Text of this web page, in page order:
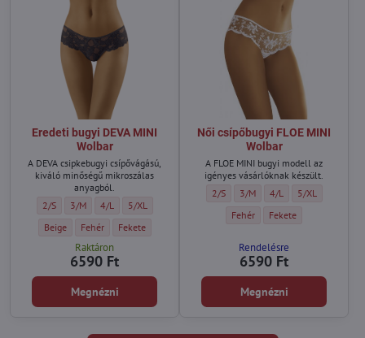
Eredeti bugyi DEVA MINI
Wolbar
A DEVA csipkebugyi csípővágású,
kiváló minőségű mikroszálas
anyagból.
Eredeti bugyi DEVA MINI Wolbar - Méret:
2/S Eredeti bugyi DEVA MINI Wolbar - Méret:
3/M Eredeti bugyi DEVA MINI Wolbar - Méret:
4/L Eredeti bugyi DEVA MINI Wolbar - Méret:
5/XL
Eredeti bugyi DEVA MINI Wolbar - Szín:
Beige Eredeti bugyi DEVA MINI Wolbar - Szín:
Fehér Eredeti bugyi DEVA MINI Wolbar - Szín:
Fekete
Raktáron
6590 Ft
Megnézni
Női csípőbugyi FLOE MINI
Wolbar
A FLOE MINI bugyi modell az
igényes vásárlóknak készült.
Női csípőbugyi FLOE MINI Wolbar -
2/S Női csípőbugyi FLOE MINI
3/M Női csípőbugyi FLOE
4/L Női csípőbugyi
5/XL
Női csípőbugyi FLOE MINI
Fehér Női csípőbugyi FLOE
Fekete
Rendelésre
6590 Ft
Megnézni